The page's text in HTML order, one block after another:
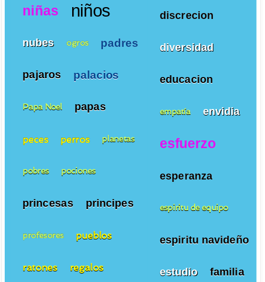
discrecion
diversidad
educacion
empatía envidia
esfuerzo
esperanza
espiritu de equipo
espiritu navideño
estudio familia
niñas niños
nubes ogros padres
pajaros palacios
Papa Noel papas
peces perros planetas
pobres pociones
princesas principes
profesores pueblos
ratones regalos